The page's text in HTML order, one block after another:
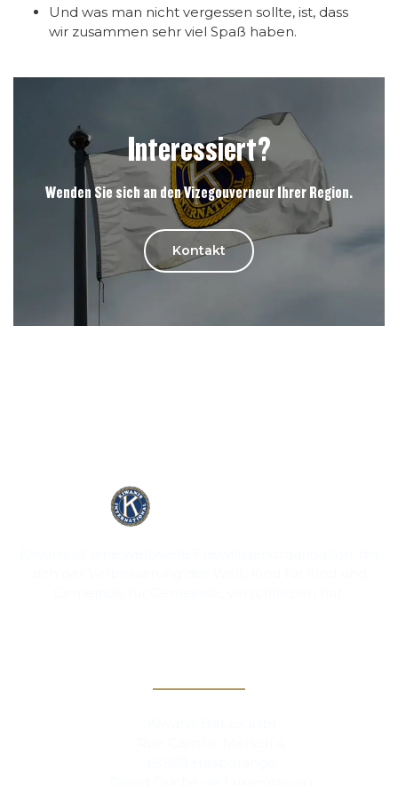
Und was man nicht vergessen sollte, ist, dass
wir zusammen sehr viel Spaß haben.
Interessiert?
Wenden Sie sich an den Vizegouverneur Ihrer Region.
Kontakt